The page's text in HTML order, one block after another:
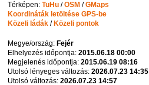
Térképen:TuHu /OSM /GMaps
Koordináták letöltése GPS-be
Közeli ládák / Közeli pontok
Megye/ország: Fejér
Elhelyezés időpontja:2015.06.18 00:00
Megjelenés időpontja:2015.06.19 08:16
Utolsó lényeges változás:2026.07.23 14:35
Utolsó változás:2026.07.23 14:57